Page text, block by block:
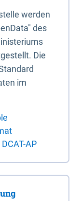
werden
des
Die
im
AP